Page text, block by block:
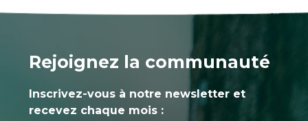
Rejoignez la communauté
Inscrivez-vous à notre newsletter et
recevez chaque mois :